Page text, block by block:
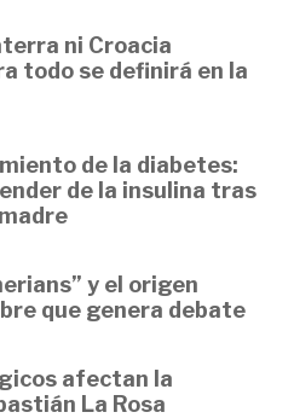
ni Croacia
todo se definirá en la
de la diabetes:
de la insulina tras
y el origen
que genera debate
afectan la
La Rosa